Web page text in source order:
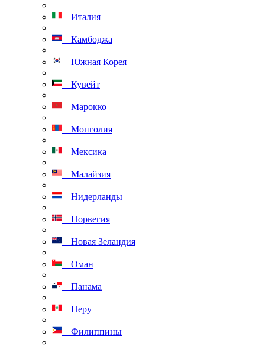
Италия
Камбоджа
Южная Корея
Кувейт
Марокко
Монголия
Мексика
Малайзия
Нидерланды
Норвегия
Новая Зеландия
Оман
Панама
Перу
Филиппины